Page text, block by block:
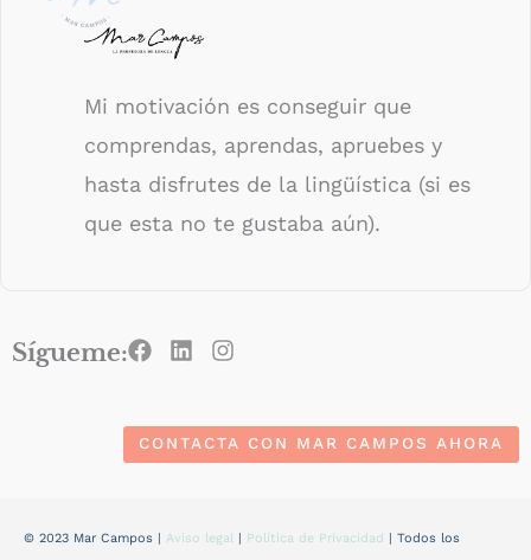
Mi motivación es conseguir que
comprendas, aprendas, apruebes y
hasta disfrutes de la lingüística (si es
que esta no te gustaba aún).
Sígueme: F
a
e
b
o
L
i
k
e
d
I
n
t
a
g
m
CONTACTA CON MAR CAMPOS AHORA
© 2023 Mar Campos | Aviso legal | Política de Privacidad | Todos los